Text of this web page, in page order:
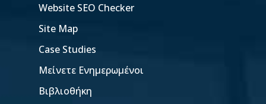
Website SEO Checker
Site Map
Case Studies
Μείνετε Ενημερωμένοι
Βιβλιοθήκη